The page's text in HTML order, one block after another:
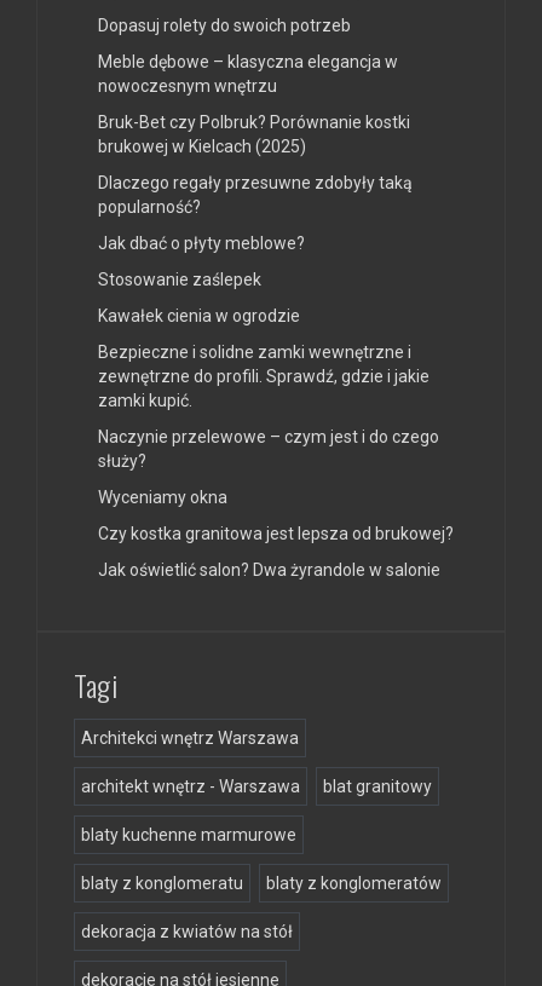
Dopasuj rolety do swoich potrzeb
Meble dębowe – klasyczna elegancja w
nowoczesnym wnętrzu
Bruk-Bet czy Polbruk? Porównanie kostki
brukowej w Kielcach (2025)
Dlaczego regały przesuwne zdobyły taką
popularność?
Jak dbać o płyty meblowe?
Stosowanie zaślepek
Kawałek cienia w ogrodzie
Bezpieczne i solidne zamki wewnętrzne i
zewnętrzne do profili. Sprawdź, gdzie i jakie
zamki kupić.
Naczynie przelewowe – czym jest i do czego
służy?
Wyceniamy okna
Czy kostka granitowa jest lepsza od brukowej?
Jak oświetlić salon? Dwa żyrandole w salonie
Tagi
Architekci wnętrz Warszawa
architekt wnętrz - Warszawa blat granitowy
blaty kuchenne marmurowe
blaty z konglomeratu blaty z konglomeratów
dekoracja z kwiatów na stół
dekoracje na stół jesienne